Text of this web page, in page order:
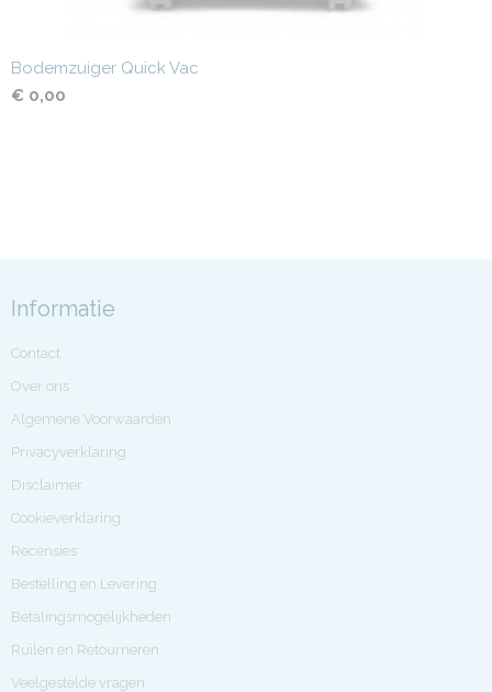
Bodemzuiger Quick Vac
€ 0,00
Informatie
Contact
Over ons
Algemene Voorwaarden
Privacyverklaring
Disclaimer
Cookieverklaring
Recensies
Bestelling en Levering
Betalingsmogelijkheden
Ruilen en Retourneren
Veelgestelde vragen